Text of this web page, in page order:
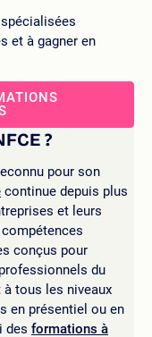
et à gagner en
?
pour son
continue depuis plus
et leurs
conçus pour
du
tous les niveaux
en présentiel ou en
des formations à